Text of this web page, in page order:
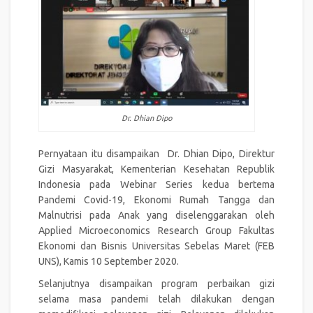
Dr. Dhian Dipo
Pernyataan itu disampaikan Dr. Dhian Dipo, Direktur
Gizi Masyarakat, Kementerian Kesehatan Republik
Indonesia pada Webinar Series kedua bertema
Pandemi Covid-19, Ekonomi Rumah Tangga dan
Malnutrisi pada Anak yang diselenggarakan oleh
Applied Microeconomics Research Group Fakultas
Ekonomi dan Bisnis Universitas Sebelas Maret (FEB
UNS), Kamis 10 September 2020.
Selanjutnya disampaikan program perbaikan gizi
selama masa pandemi telah dilakukan dengan